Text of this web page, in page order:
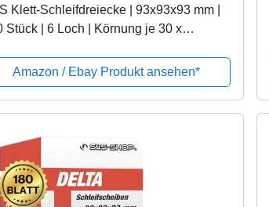
Klett-Schleifdreiecke | 93x93x93 mm |
Stück | 6 Loch | Körnung je 30 x
Amazon / Ebay Produkt ansehen*